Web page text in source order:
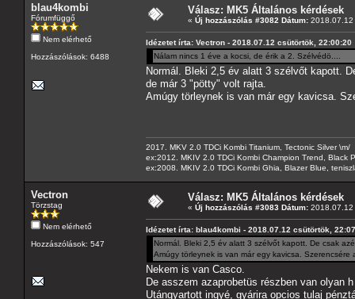
blau4kombi
Fórumfüggő
Nem elérhető
Hozzászólások: 6488
Válasz: MK5 Általános kérdések
« Új hozzászólás #3082 Dátum: 2018.07.12
Idézetet írta: Vectron - 2018.07.12 csütörtök, 22:00:20
Nálam nincs 1 éve a kocsi, de érik a 2. Szélvédö....
Normál. Bleki 2,5 év alatt 3 szélvőt kapott.
de már 3 "pötty" volt rajta.
Amúgy törleynek is van már egy kavicsa.
2017. MKV 2.0 TDCi Kombi Titanium, Tectonic Silver \m/
ex:2012. MKIV 2.0 TDCi Kombi Champion Trend, Black
ex:2008. MKIV 2.0 TDCi Kombi Ghia, Blazer Blue,
Vectron
Törzstag
Nem elérhető
Hozzászólások: 547
Válasz: MK5 Általános kérdések
« Új hozzászólás #3083 Dátum: 2018.07.12
Idézetet írta: blau4kombi - 2018.07.12 csütörtök,
Normál. Bleki 2,5 év alatt 3 szélvőt kapott. De csak
Amúgy törleynek is van már egy kavicsa.
Nekem is van Casco.
De asszem azaprobetüs részben van olyan
Utángyartott ingyé, gyárira opcios tulaj